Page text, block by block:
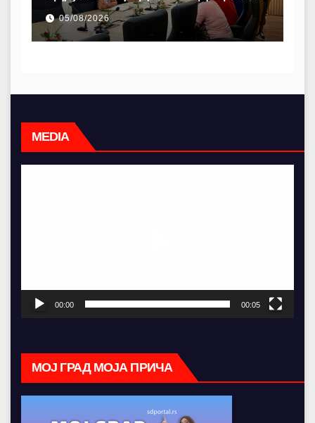
омладине са хендикепом без
просторија већ 12 година
05/08/2026
MEDIA
00:00 00:05
МОЈ ГРАД МОЈА ПРИЧА